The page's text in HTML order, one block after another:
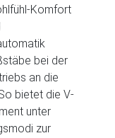
Komfort
bei der
an die
bietet die V-
unter
zur